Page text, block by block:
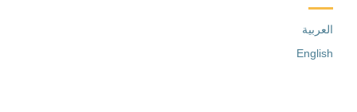
العربية
English